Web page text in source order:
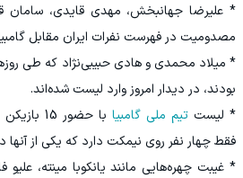
* علیرضا جهانبخش، مهدی قایدی، سامان
مصدومیت در فهرست نفرات ایران مقابل گامبیا
* میلاد محمدی و هادی حبیبی‌نژاد که طی
بودند، در دیدار امروز وارد لیست شده‌اند.
* لیست تیم ملی گامبیا
با حضور
فقط چهار نفر روی نیمکت دارد که یکی از آنها
* غیبت چهره‌هایی مانند یانکوبا مینته، علیو